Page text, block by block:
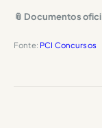
📎 Documentos
Fonte: PCI Concursos